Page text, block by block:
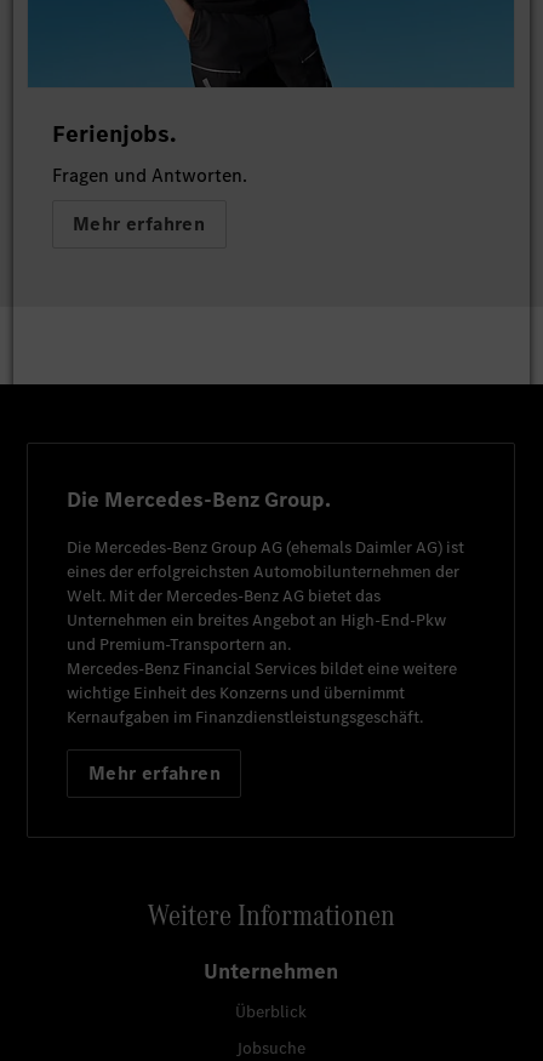
Ferienjobs.
Fragen und Antworten.
Mehr erfahren
Die Mercedes-Benz Group.
Die Mercedes-Benz Group AG (ehemals Daimler AG) ist
eines der erfolgreichsten Automobilunternehmen der
Welt. Mit der Mercedes-Benz AG bietet das
Unternehmen ein breites Angebot an High-End-Pkw
und Premium-Transportern an.
Mercedes-Benz Financial Services bildet eine weitere
wichtige Einheit des Konzerns und übernimmt
Kernaufgaben im Finanzdienstleistungsgeschäft.
Mehr erfahren
Weitere Informationen
Unternehmen
Überblick
Jobsuche